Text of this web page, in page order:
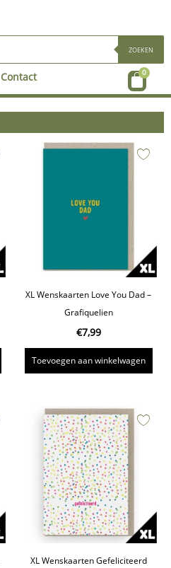
ZOEKEN
Contact 0
XL Wenskaarten Love You Dad –
Grafiquelien
€7,99
Toevoegen aan winkelwagen
XL Wenskaarten Gefeliciteerd